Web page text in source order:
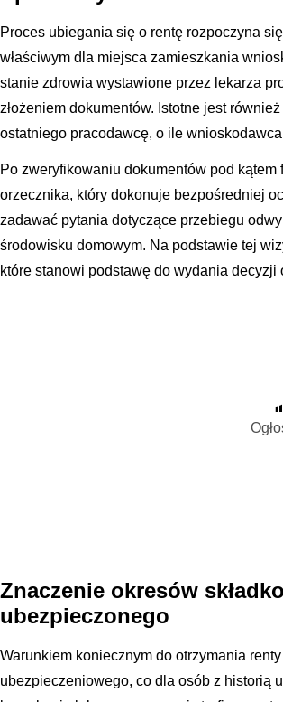
Proces ubiegania się o rentę rozpoczyna
właściwym dla miejsca zamieszkania
stanie zdrowia wystawione przez lekarza
złożeniem dokumentów. Istotne jest
ostatniego pracodawcę, o ile
Po zweryfikowaniu dokumentów pod
orzecznika, który dokonuje bezpośredniej
zadawać pytania dotyczące przebiegu
środowisku domowym. Na podstawie tej
które stanowi podstawę do wydania
Znaczenie okresów
ubezpieczonego
Warunkiem koniecznym do otrzymania
ubezpieczeniowego, co dla osób z historią